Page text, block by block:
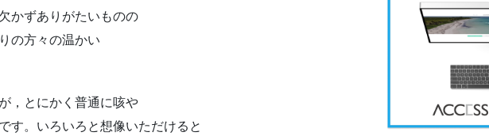
かずありがたいものの
の方々の温かい
，とにかく普通に咳や
す。いろいろと想像いただけると